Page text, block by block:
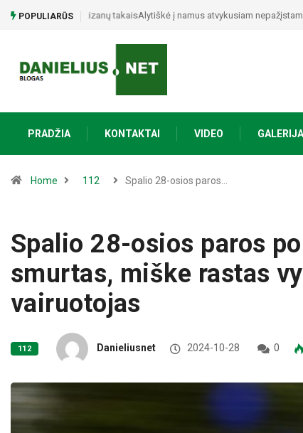
POPULIARŪS Alytiškė į namus atvykusiam nepažįstamajam
PRADŽIA KONTAKTAI VIDEO GALERIJA
Home 112 Spalio 28-osios paros…
Spalio 28-osios paros
smurtas, miške rastas
vairuotojas
112 Danieliusnet 2024-10-28 0